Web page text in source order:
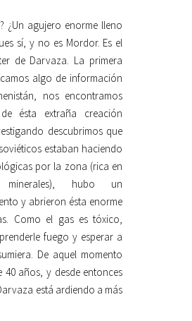
¿Un agujero enorme lleno
sí, y no es Mordor. Es el
de Darvaza. La primera
algo de información
nos encontramos
ésta extraña creación
descubrimos que
estaban haciendo
por la zona (rica en
hubo un
y abrieron ésta enorme
Como el gas es tóxico,
fuego y esperar a
De aquel momento
40 años, y desde entonces
está ardiendo a más